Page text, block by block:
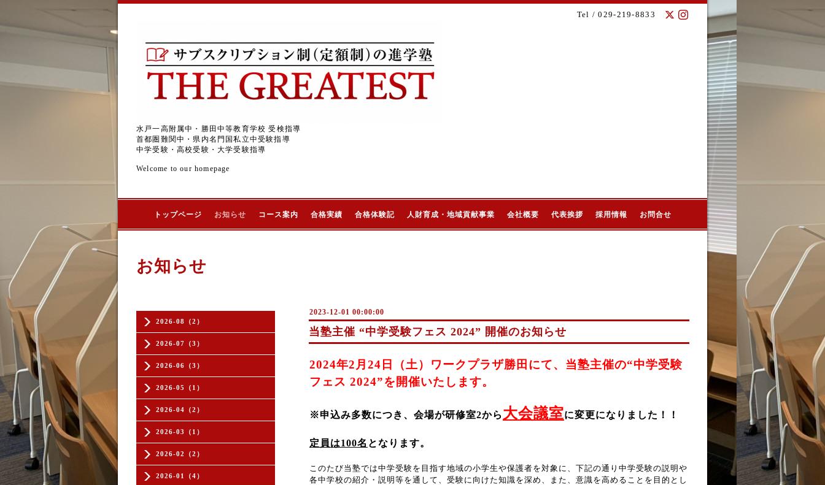
Tel / 029-219-8833
水戸一高附属中・勝田中等教育学校 受検指導
首都圏難関中・県内名門国私立中受験指導
中学受験・高校受験・大学受験指導
Welcome to our homepage
トップページ お知らせ コース案内 合格実績 合格体験記 人財育成・地域貢献事業 会社概要 代表挨拶 採用情報 お問合せ
2026-08（2）
2026-07（3）
2026-06（3）
2026-05（1）
2026-04（2）
2026-03（1）
2026-02（2）
2026-01（4）
お知らせ
2023-12-01 00:00:00
当塾主催 “中学受験フェス 2024” 開催のお知らせ
2024年2月24日（土）ワークプラザ勝田にて、当塾主催の“中学受験
フェス 2024”を開催いたします。
※申込み多数につき、会場が研修室2から 大会議室に変更になりました！！
定員は100名 となります。
このたび当塾では中学受験を目指す地域の小学生や保護者を対象に、下記の通り中学受験の説明や
各中学校の紹介・説明等を通して、受験に向けた知識を深め、また、意識を高めることを目的とし